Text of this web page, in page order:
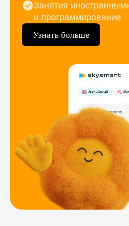
Занятия
и программирование
Узнать больше